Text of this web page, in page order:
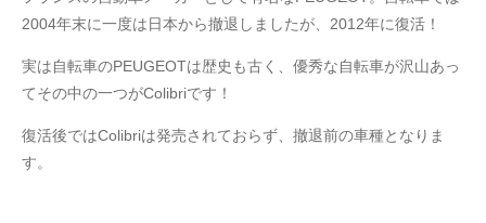
2004年末に一度は日本から撤退しましたが、2012年に復活！
実は自転車のPEUGEOTは歴史も古く、優秀な自転車が沢山あっ
てその中の一つがColibriです！
復活後ではColibriは発売されておらず、撤退前の車種となりま
す。